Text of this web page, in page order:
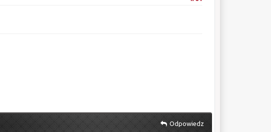
Odpowiedz